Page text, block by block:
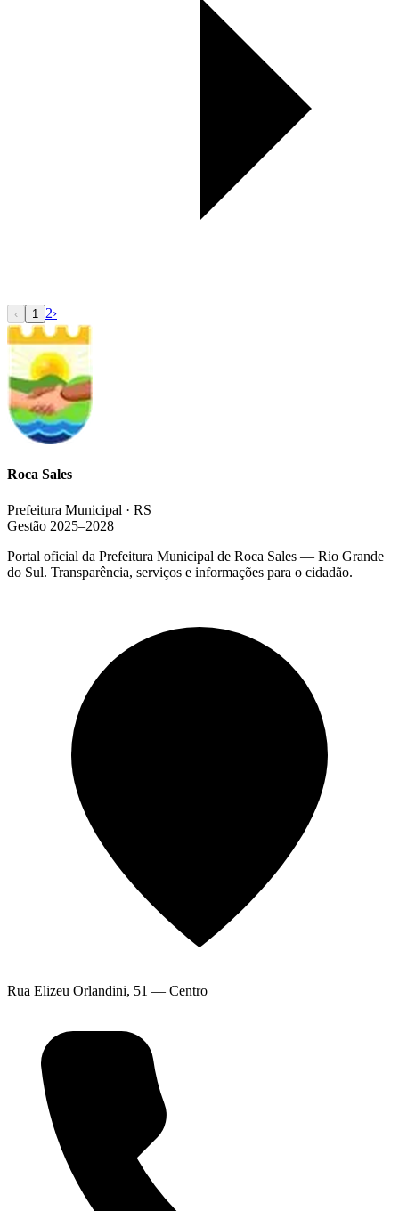
‹ 1 2›
Roca Sales
Prefeitura Municipal · RS
Gestão 2025–2028
Portal oficial da Prefeitura Municipal de Roca Sales — Rio Grande
do Sul. Transparência, serviços e informações para o cidadão.
Rua Elizeu Orlandini, 51 — Centro